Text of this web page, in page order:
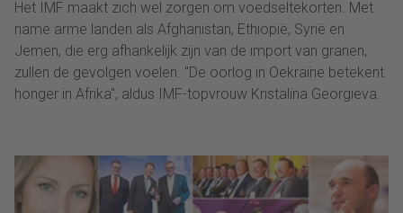
Het IMF maakt zich wel zorgen om voedseltekorten. Met
name arme landen als Afghanistan, Ethiopië, Syrië en
Jemen, die erg afhankelijk zijn van de import van granen,
zullen de gevolgen voelen. "De oorlog in Oekraïne betekent
honger in Afrika", aldus IMF-topvrouw Kristalina Georgieva.